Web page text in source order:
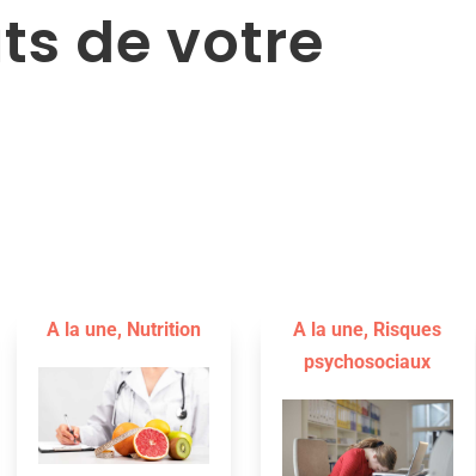
de votre
A la une, Nutrition A la une, Risques
psychosociaux